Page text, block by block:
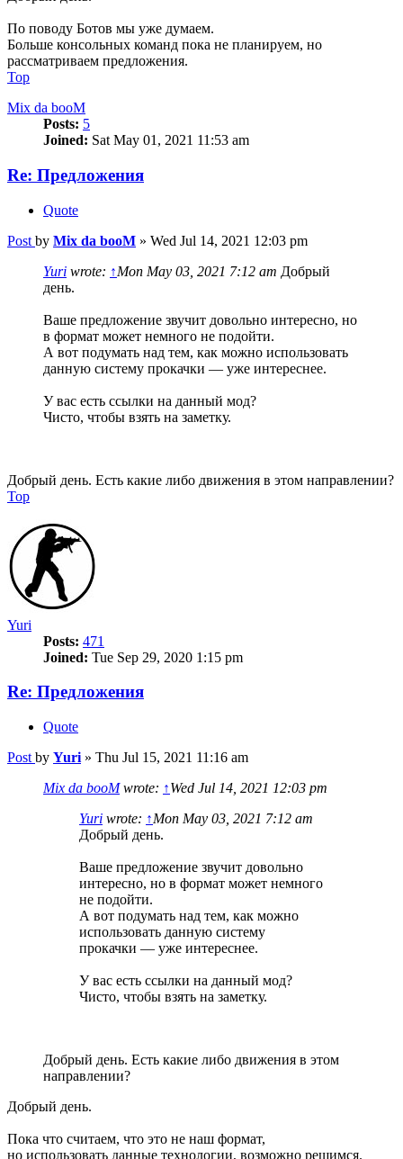
По поводу Ботов мы уже думаем.
Больше консольных команд пока не планируем, но
рассматриваем предложения.
Top
Mix da booM
Posts: 5
Joined: Sat May 01, 2021 11:53 am
Re: Предложения
Quote
Post by Mix da booM » Wed Jul 14, 2021 12:03 pm
Yuri wrote: ↑Mon May 03, 2021 7:12 am Добрый
день.
Ваше предложение звучит довольно интересно, но
в формат может немного не подойти.
А вот подумать над тем, как можно использовать
данную систему прокачки — уже интереснее.
У вас есть ссылки на данный мод?
Чисто, чтобы взять на заметку.
Добрый день. Есть какие либо движения в этом направлении?
Top
Yuri
Posts: 471
Joined: Tue Sep 29, 2020 1:15 pm
Re: Предложения
Quote
Post by Yuri » Thu Jul 15, 2021 11:16 am
Mix da booMwrote: ↑Wed Jul 14, 2021 12:03 pm
Yuri wrote: ↑Mon May 03, 2021 7:12 am
Добрый день.
Ваше предложение звучит довольно
интересно, но в формат может немного
не подойти.
А вот подумать над тем, как можно
использовать данную систему
прокачки — уже интереснее.
У вас есть ссылки на данный мод?
Чисто, чтобы взять на заметку.
Добрый день. Есть какие либо движения в этом
направлении?
Добрый день.
Пока что считаем, что это не наш формат,
но использовать данные технологии, возможно решимся.